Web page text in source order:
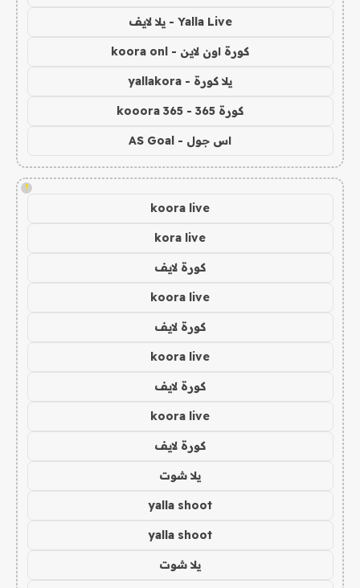
Yalla Live - يلا لايف
كورة اون لاين - koora onl
يلا كورة - yallakora
كورة 365 - kooora 365
اس جول - AS Goal
!
koora live
kora live
كورة لايف
koora live
كورة لايف
koora live
كورة لايف
koora live
كورة لايف
يلا شوت
yalla shoot
yalla shoot
يلا شوت